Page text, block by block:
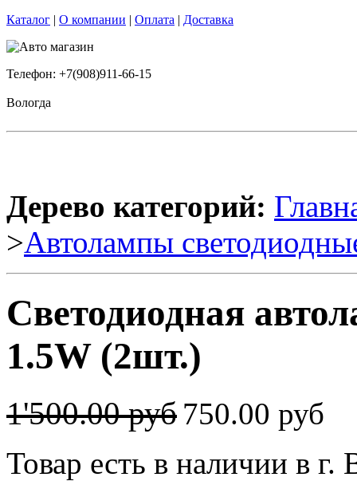
Каталог | О компании | Оплата | Доставка
Телефон: +7(908)911-66-15
Вологда
Дерево категорий:
>Автолампы
Светодиодная
1.5W (2шт.)
1'500.00 руб 750.00 руб
Товар есть в наличии в г.